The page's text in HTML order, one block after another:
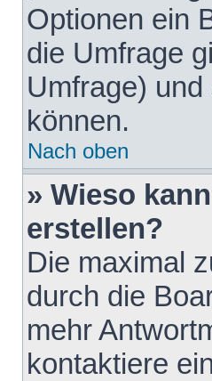
Optionen ein
die Umfrage
Umfrage)
können.
Nach oben
» Wieso
erstellen?
Die maximal
durch die
mehr
kontaktiere